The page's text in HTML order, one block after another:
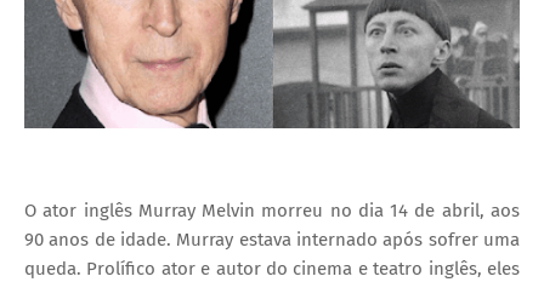
O ator inglês Murray Melvin morreu no dia 14 de abril, aos
90 anos de idade. Murray estava internado após sofrer uma
queda. Prolífico ator e autor do cinema e teatro inglês, eles